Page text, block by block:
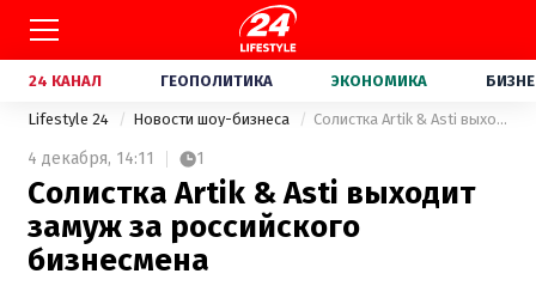
24 КАНАЛ ГЕОПОЛИТИКА ЭКОНОМИКА
Lifestyle 24 Новости шоу-бизнеса Солистка Artik & Asti выходит замуж за российского бизнесмена
4 декабря, 14:11 1
Солистка Artik & Asti выходит
замуж за российского
бизнесмена